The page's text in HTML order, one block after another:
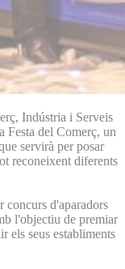
Indústria i Serveis
Festa del Comerç, un
servirà per posar
reconeixent diferents
concurs d'aparadors
l'objectiu de premiar
els seus establiments